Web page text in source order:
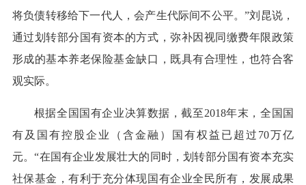
将负债转移给下一代人，会产生代际间不公平。”刘昆说，
通过划转部分国有资本的方式，弥补因视同缴费年限政策
形成的基本养老保险基金缺口，既具有合理性，也符合客
观实际。
根据全国国有企业决算数据，截至2018年末，全国国
有及国有控股企业（含金融）国有权益已超过70万亿
元。“在国有企业发展壮大的同时，划转部分国有资本充实
社保基金，有利于充分体现国有企业全民所有，发展成果